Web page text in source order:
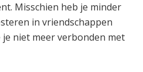
Misschien heb je minder
in vriendschappen
niet meer verbonden met